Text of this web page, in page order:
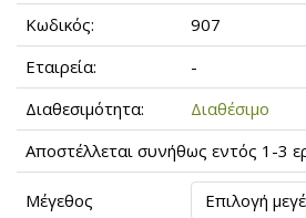
Κωδικός:
907
Εταιρεία:
-
Διαθεσιμότητα:
Διαθέσιμο
Αποστέλλεται συνήθως εντός 1-3
Μέγεθος Επιλογή